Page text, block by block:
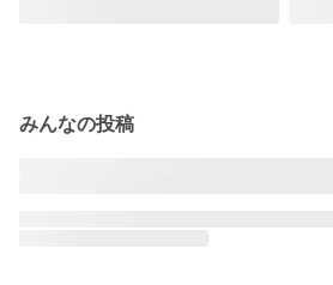
みんなの投稿